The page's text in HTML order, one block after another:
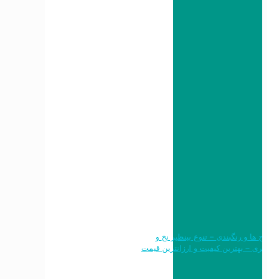
طرح ها و رنگبندی – تنوع بینظیر نخ و